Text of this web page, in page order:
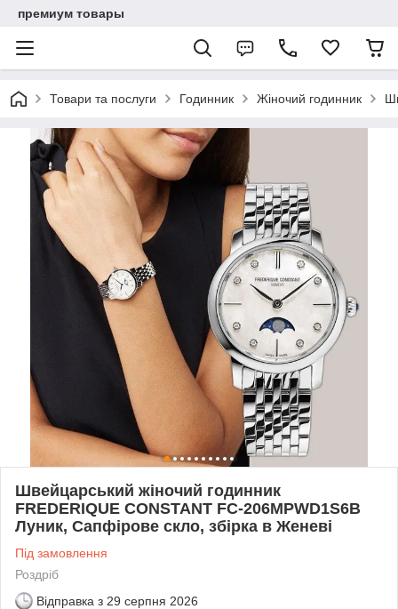
премиум товары
Товари та послуги Годинник Жіночий годинник
Швейцарський жіночий годинник
FREDERIQUE CONSTANT FC-206MPWD1S6B
Луник, Сапфірове скло, збірка в Женеві
Під замовлення
Роздріб
Відправка з 29 серпня 2026